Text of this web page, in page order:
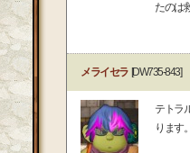
たのは
メライセラ[DW735-843]
テトラ
ります